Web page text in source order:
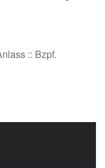
:: Bzpf.